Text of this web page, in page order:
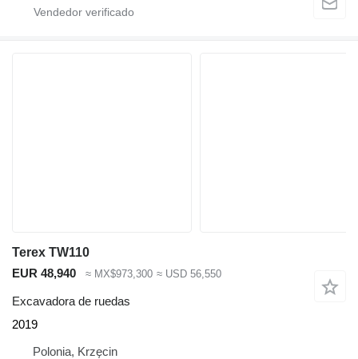
Terex TW110
EUR 48,940
≈ MX$973,300 ≈ USD 56,550
Excavadora de ruedas
2019
Polonia, Krzęcin